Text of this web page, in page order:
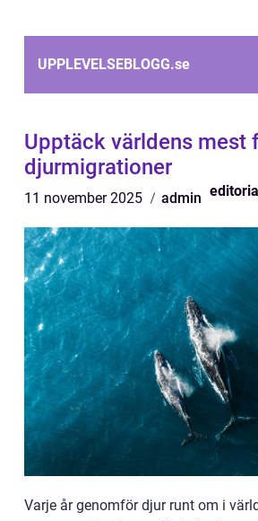
UPPLEVELSEBLOGG.se
Upptäck världens mest
djurmigrationer
11 november 2025 admin
Varje år genomför djur runt om i